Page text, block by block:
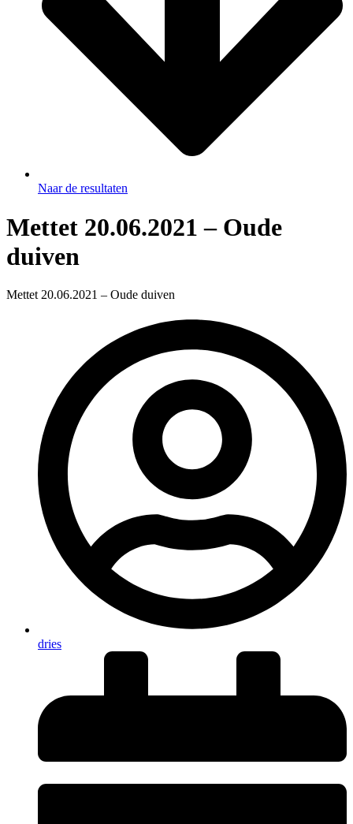
Naar de resultaten
Mettet 20.06.2021 – Oude
duiven
Mettet 20.06.2021 – Oude duiven
dries